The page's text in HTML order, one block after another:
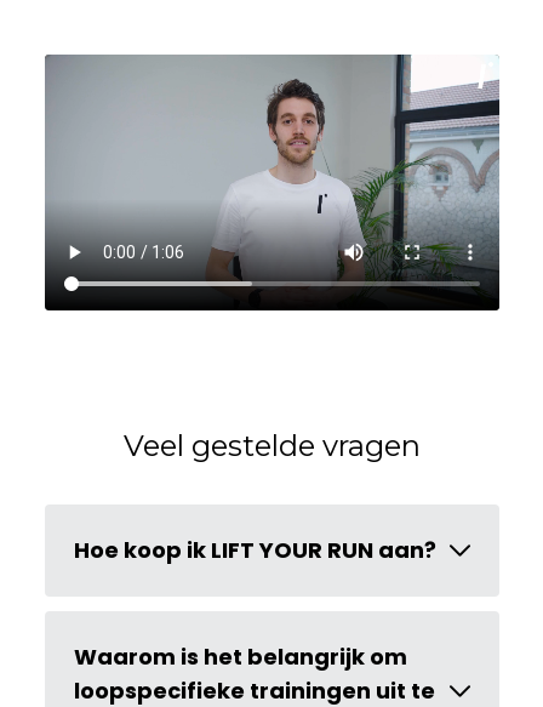
Veel gestelde vragen
Hoe koop ik LIFT YOUR RUN aan?
Waarom is het belangrijk om
loopspecifieke trainingen uit te